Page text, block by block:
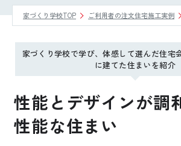
後悔しない家づくり
セミナー
ご利用は無料！全
お近くの学
ホーム
家づくり学校TOP ご利用者の注文住宅施工実例
家づくり学校で学び、体感して選んだ住宅
に建てた住まいを紹介
性能とデザインが調
性能な住まい